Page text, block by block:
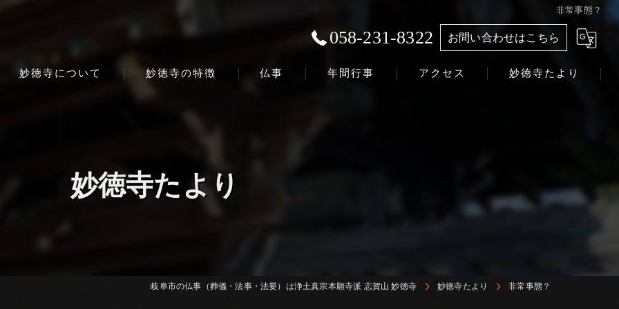
非常事態？
058-231-8322 お問い合わせはこちら
妙徳寺について 妙徳寺の特徴 仏事 年間行事 アクセス 妙徳寺たより
妙徳寺たより
岐阜市の仏事（葬儀・法事・法要）は浄土真宗本願寺派 志賀山 妙徳寺 妙徳寺たより 非常事態？